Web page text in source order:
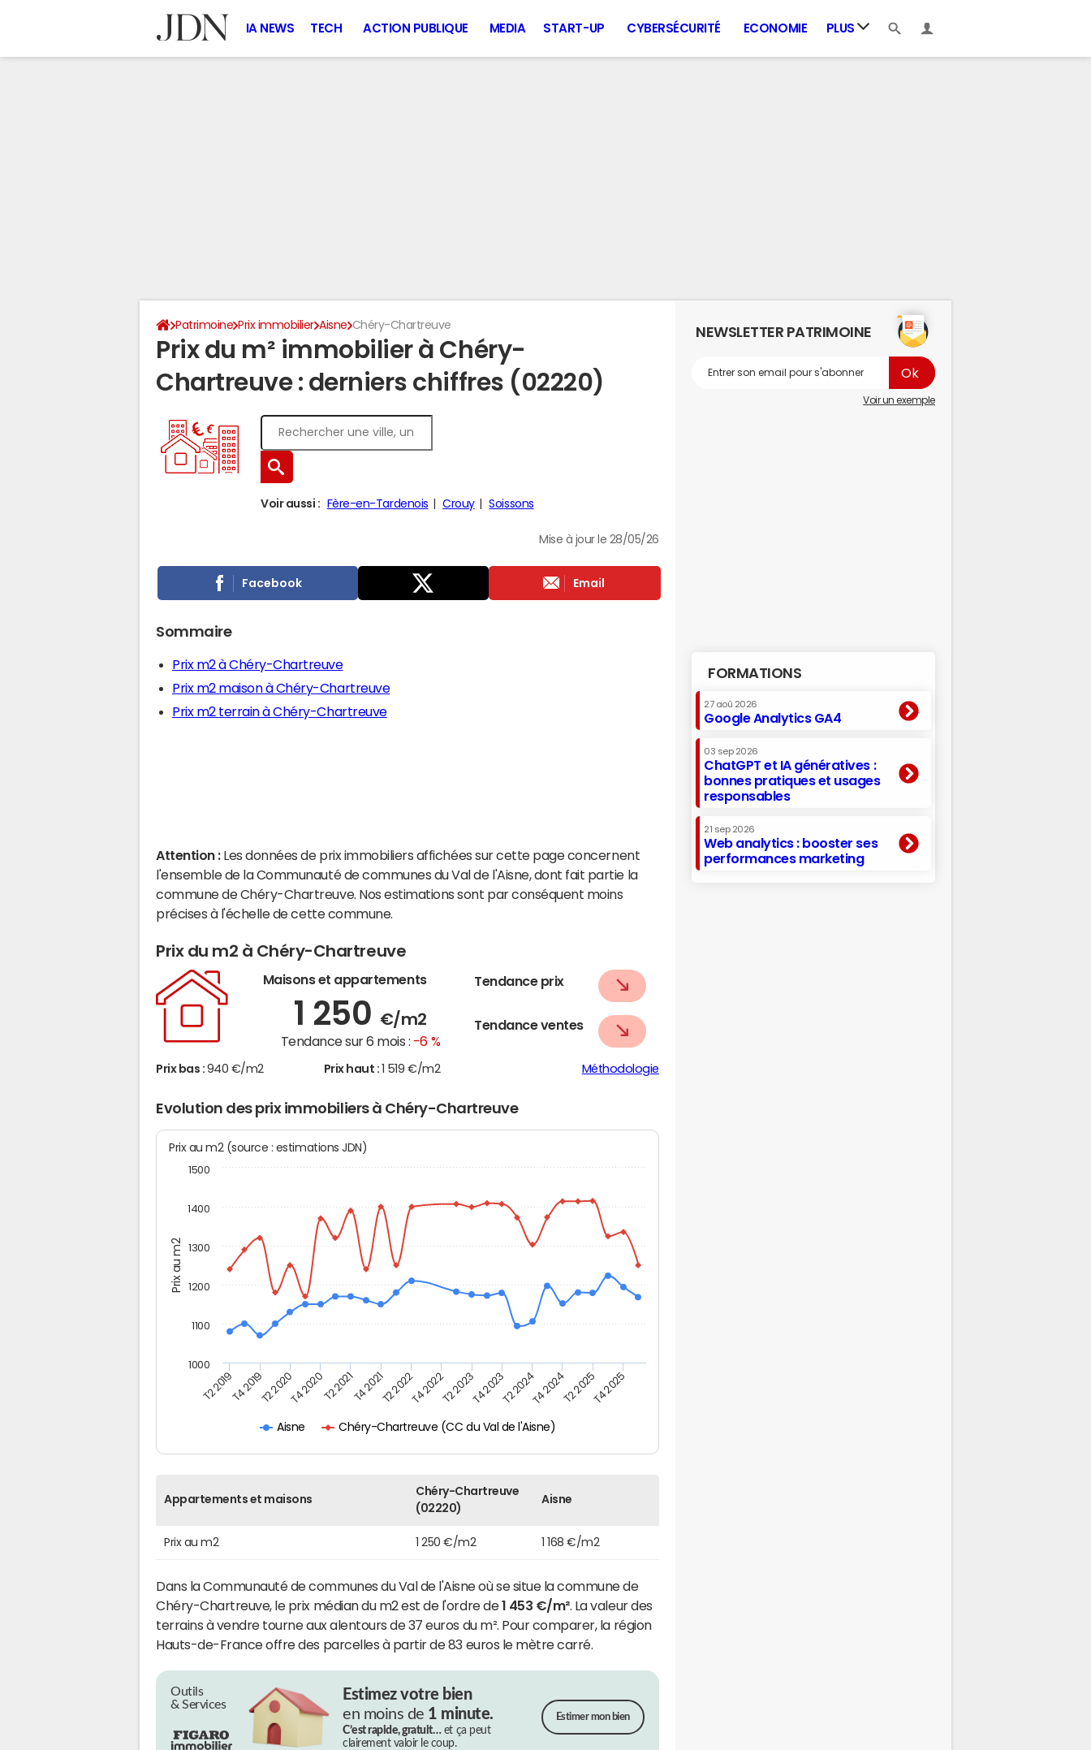
IA NEWS TECH ACTION PUBLIQUE MEDIA START-UP CYBERSÉCURITÉ ECONOMIE PLUS
Patrimoine Prix immobilier Aisne Chéry-Chartreuve
Prix du m² immobilier à Chéry-
Chartreuve : derniers chiffres (02220)
Voir aussi : Fère-en-Tardenois Crouy Soissons
Mise à jour le 28/05/26
Facebook Email
Sommaire
Prix m2 à Chéry-Chartreuve
Prix m2 maison à Chéry-Chartreuve
Prix m2 terrain à Chéry-Chartreuve
Attention : Les données de prix immobiliers affichées sur cette page concernent
l'ensemble de la Communauté de communes du Val de l'Aisne, dont fait partie la
commune de Chéry-Chartreuve. Nos estimations sont par conséquent moins
précises à l'échelle de cette commune.
Prix du m2 à Chéry-Chartreuve
Maisons et appartements
1 250 €/m2
Tendance sur 6 mois : -6 %
Tendance prix
Tendance ventes
Prix bas : 940 €/m2 Prix haut : 1 519 €/m2 Méthodologie
Evolution des prix immobiliers à Chéry-Chartreuve
Prix au m2
Prix au m2 (source : estimations JDN)
Aisne Chéry-Chartreuve (CC du Val de l'Aisne)
T2 2019T4 2019T2 2020T4 2020T2 2021T4 2021T2 2022T4 2022T2 2023T4 2023T2 2024T4 2024T2 2025T4 2025
1000
1100
1200
1300
1400
1500
Appartements et maisons
Chéry-Chartreuve
(02220)
Aisne
Prix au m2 1 250 €/m2 1 168 €/m2
Dans la Communauté de communes du Val de l'Aisne où se situe la commune de
Chéry-Chartreuve, le prix médian du m2 est de l'ordre de1 453 €/m². La valeur des
terrains à vendre tourne aux alentours de 37 euros du m². Pour comparer, la région
Hauts-de-France offre des parcelles à partir de 83 euros le mètre carré.
Outils
& Services
Estimez votre bien
en moins de 1 minute.
C’est rapide, gratuit…et ça peut
clairement valoir le coup.
Estimer mon bien
NEWSLETTER PATRIMOINE
Voir un exemple
FORMATIONS
27 aoû 2026
Google Analytics GA4
03 sep 2026
ChatGPT et IA génératives :
bonnes pratiques et usages
responsables
21 sep 2026
Web analytics : booster ses
performances marketing